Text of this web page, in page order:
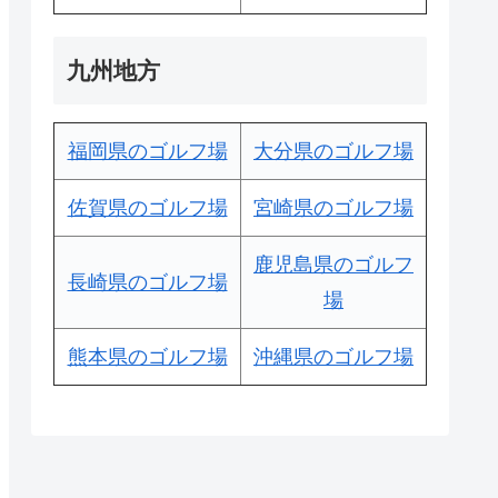
九州地方
福岡県のゴルフ場 大分県のゴルフ場
佐賀県のゴルフ場 宮崎県のゴルフ場
長崎県のゴルフ場
鹿児島県のゴルフ
場
熊本県のゴルフ場 沖縄県のゴルフ場